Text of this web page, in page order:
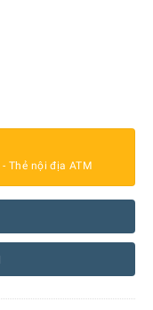
Joseph 20112
Thẻ nội địa ATM